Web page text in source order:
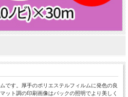
です。厚手のポリエステルフィルムに発色の良
ット調の印刷画像はバックの照明でより美しく